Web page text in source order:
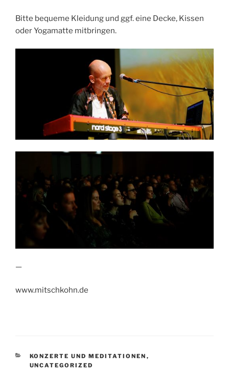
Bitte bequeme Kleidung und ggf. eine Decke, Kissen
oder Yogamatte mitbringen.
—
www.mitschkohn.de
KATEGORIEN
KONZERTE UND MEDITATIONEN ,
UNCATEGORIZED